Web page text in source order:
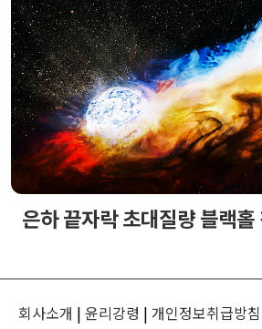
은하 끝자락 초대질량 블랙홀
회사소개 | 윤리강령 | 개인정보취급방침